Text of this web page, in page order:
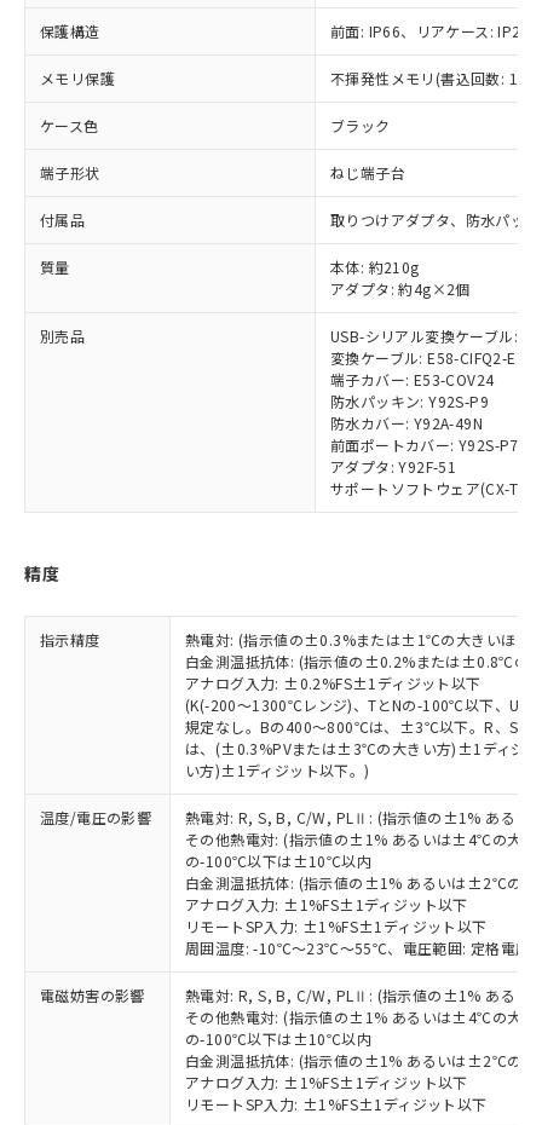
保護構造 前面: IP66、リアケース: IP20
メモリ保護 不揮発性メモリ(書込回数: 100
ケース色 ブラック
端子形状 ねじ端子台
付属品 取りつけアダプタ、防水パッ
質量
本体: 約210g
アダプタ: 約4g×2個
別売品
USB-シリアル変換ケーブル:
変換ケーブル: E58-CIFQ2-E
端子カバー: E53-COV24
防水パッキン: Y92S-P9
防水カバー: Y92A-49N
前面ポートカバー: Y92S-P7
アダプタ: Y92F-51
サポートソフトウェア(CX-
精度
指示精度
熱電対: (指示値の±0.3%または±1℃の大きいほう
白金測温抵抗体: (指示値の±0.2%または±0.8℃の
アナログ入力: ±0.2%FS±1ディジット以下
(K(-200～1300℃レンジ)、TとNの-100℃以下、U
規定なし。Bの400～800℃は、±3℃以下。R、S
は、(±0.3%PVまたは±3℃の大きい方)±1ディジ
い方)±1ディジット以下。)
温度/電圧の影響
熱電対: R, S, B, C/W, PLⅡ: (指示値の±1% ある
その他熱電対: (指示値の±1% あるいは±4℃の大き
の-100℃以下は±10℃以内
白金測温抵抗体: (指示値の±1% あるいは±2℃の大
アナログ入力: ±1%FS±1ディジット以下
リモートSP入力: ±1%FS±1ディジット以下
周囲温度: -10℃～23℃～55℃、電圧範囲: 定格電圧
電磁妨害の影響
熱電対: R, S, B, C/W, PLⅡ: (指示値の±1% ある
その他熱電対: (指示値の±1% あるいは±4℃の大き
の-100℃以下は±10℃以内
白金測温抵抗体: (指示値の±1% あるいは±2℃の大
アナログ入力: ±1%FS±1ディジット以下
リモートSP入力: ±1%FS±1ディジット以下
ご利用条件
以下の条件をお読みいただき、同意のうえ
本サービスは、当社制御機器事業取扱
商品の当社在庫状況および標準価格
当社制御機器事業取扱商品の中には、
本サービスの対象外となる商品もある
ことをご了承ください。
在庫状況および標準価格照会結果は、
記載している更新日時点での社内デー
タに基づき作成されるものであり、閲
覧された時点での実際の在庫および標
準価格とは異なる場合があることをご
正式な納期状況および標準価格はお客
様のお取引先、またはお客様担当のオ
点は「販売ネットワーク
」をご確認
ください。
在庫状況および標準価格結果を当社の
事前の承諾なく第三者に漏洩または開
示しないようお願いします。
マイパーツ機能（部品リスト作成サー
ビス）をご利用いただくには、I-Web
メンバーズにご登録されている必要が
あります。
お客様が当ウェブサイト上で当社にご
登録された部品リストについて、当社
および当社の共同利用者が、当社の製
品・サービスに関するお客様との取
引・商談に必要な範囲で利用すること
をご了承ください。
※当社の共同利用者とは、"個人情報
の共同利用に関して"
の「1.共同利
用者の範囲」に記載されている法人を
指します。
商品です。
対応予定なし：EU RoHS指令（10物質）の
非含有に非対応の商品で、対応品を出す予
調査・確認中：EU RoHS指令（10物質）の
非含有の対応状況を調査中または確認中の
非該当品：ライセンス料など無形物で、有
害物質有無と関係のない商品です。
仕入先様の事情により、非含有部品として
いたものが、含有品と判明した場合などや
鉛(Pb) 1000ppm以下、 水銀(Hg) 1000ppm以下、 カド
六価クロム(Cr(Ⅵ)) 1000ppm以下、ポリ臭化ビフェニル
類(PBB) 1000ppm以下、ポリ臭化ジフェニルエーテル類
(PBDE) 1000ppm以下、フタル酸ビス(2-エチルヘキシ
ル) (DEHP)(別名：DOP) 1000ppm以下、フタル酸ブチ
ルベンジル（BBP） 1000ppm以下、フタル酸ジブチル
（DBP） 1000ppm以下、フタル酸ジイソブチル
※2 対応予定月
部品在庫の切り替え状況などにより、予定
月が前後することがあります。
※3 非含有証明書ダウンロード
下記の非含有証明書をダウンロードするこ
とができます。
EU RoHS指令（10物質）の非含有証明書
51物質の非含有証明書（当社基準）
※本証明書は発行日時点で非含有を証明す
るもので、過去に遡って非含有を証明する
ものではありません。
また、RoHS指令のフタル酸エステル類４
※1 中国RoHS○×表
「○」：最大均質材料含有率が中国RoHSの
基準値以下であることを示します。
「×」：最大均質材料含有率が中国RoHSの
基準値を超えていることを示します。
「－」：未確認です。当社販売部門へお問
*中国RoHS10物質の基準値 (GB/T26572)：
Pb(鉛) :1000ppm、 Hg(水銀) : 1000ppm、 Cd(カドミウ
Cr(Ⅵ)(六価クロム) : 1000ppm、 PBBs(ポリ臭化ビフェ
ニル類) : 1000ppm、 PBDEs(ポリ臭化ジフェニルエーテ
※2 環境保護使用期限
「ｅ」：有害物質（10物質）のすべてが基
準値以下であることを示します。
「10」：通常の使用状況下において有害物
質が外部に漏えいし、環境に深刻な影響を
及ぼさない年数を意味します。
「－」：未確認です。当社販売部門へお問
い合わせください。
当社は、これら貴社製品のうち、外国
為替および外国貿易法に定める商品
（以下｢規制貨物等」という）を輸出
または国外への提供する場合は、日本
国政府の輸出許可(または役務取引許
可)を取得するなどの必要な手続きを
当社は規制貨物を破棄する場合は、完
使用いたしません。
当社は、貴社製品を第三者に販売する
場合は、上記1、2および3の内容を当
該第三者に通知します。また当社は、
販売先および販売に係わる関係者が違
法に輸出するおそれがある場合は、取
り引きをいたしません。
合意する キャンセル
一定数以上の在庫あり
いては、お客様のお取引先、ま
たはお客様担当のオムロン制御
機器販売店・当社販売員にご確
認ください)
受注生産機種、また在庫状況の
情報を公開していない機種